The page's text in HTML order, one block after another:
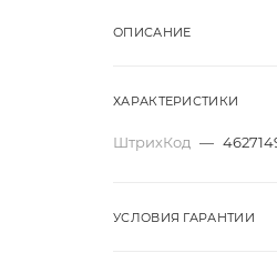
ОПИСАНИЕ
ХАРАКТЕРИСТИКИ
ШтрихКод —
УСЛОВИЯ ГАРАНТИИ